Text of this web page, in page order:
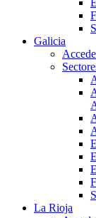
Galicia
La Rioja